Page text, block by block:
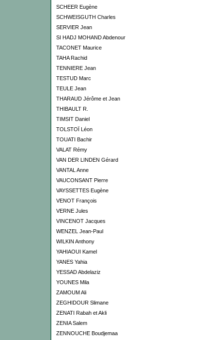
SCHEER Eugène
SCHWEISGUTH Charles
SERVIER Jean
SI HADJ MOHAND Abdenour
TACONET Maurice
TAHA Rachid
TENNIERE Jean
TESTUD Marc
TEULE Jean
THARAUD Jérôme et Jean
THIBAULT R.
TIMSIT Daniel
TOLSTOÏ Léon
TOUATI Bachir
VALAT Rémy
VAN DER LINDEN Gérard
VANTAL Anne
VAUCONSANT Pierre
VAYSSETTES Eugène
VENOT François
VERNE Jules
VINCENOT Jacques
WENZEL Jean-Paul
WILKIN Anthony
YAHIAOUI Kamel
YANES Yahia
YESSAD Abdelaziz
YOUNES Mila
ZAMOUM Ali
ZEGHIDOUR Slimane
ZENATI Rabah et Akli
ZENIA Salem
ZENNOUCHE Boudjemaa